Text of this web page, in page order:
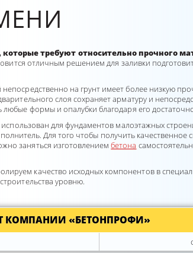
требуют относительно прочного
отличным решением для заливки
на грунт имеет более низкую
слоя сохраняет арматуру и
формы и опалубки благодаря его
для фундаментов малоэтажных
Для того чтобы получить качественное
заняться изготовлениембетона
качество исходных компонентов в
уровню.
КОМПАНИИ «БЕТОНПРОФИ»